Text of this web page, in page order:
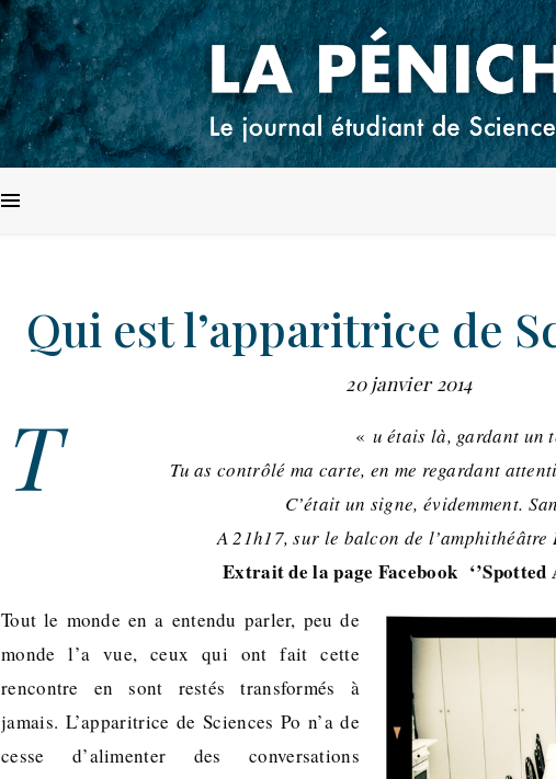
Qui est l’apparitrice de
20 janvier 2014
«
T
u étais là, gardant un
Tu as contrôlé ma carte, en me regardant
C’était un signe, évidemment.
A 21h17, sur le balcon de
Extrait de la page Facebook ‘’Spotted
Tout le monde en a entendu parler, peu de
monde l’a vue, ceux qui ont fait cette
rencontre en sont restés transformés à
jamais. L’apparitrice de Sciences Po n’a de
cesse d’alimenter des conversations